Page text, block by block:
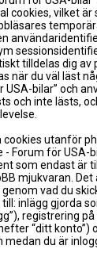
cookies, vilket
tilldelas dig av
när du väl läst
USA-bilar” och
och inte lästs,
cookies utanför
Forum för USA-
som endast är
mjukvaran.
vad du
inlägg gjorda
registrering på
“ditt konto”)
medan du är